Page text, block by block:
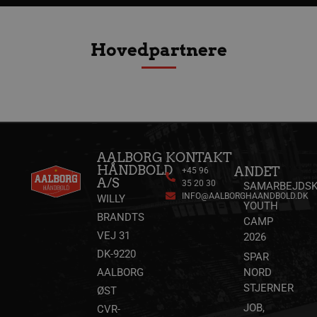
Hovedpartnere
AALBORG
HÅNDBOLD
A/S
WILLY
BRANDTS
VEJ 31
DK-9220
AALBORG
ØST
CVR-
KONTAKT
+45 96
35 20 30
INFO@AALBORGHAANDBOLD.DK
ANDET
YOUTH
CAMP
2026
SPAR
NORD
STJERNER
JOB,
VISITOR_PRIVACY_METADATA
YouTube
5
lf-cmp-189350 aalborghaandbold.dk 1 år